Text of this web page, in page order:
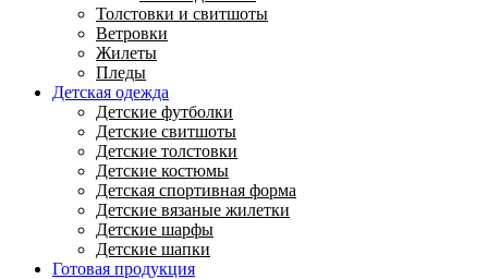
Толстовки и свитшоты
Ветровки
Жилеты
Пледы
Детская одежда
Детские футболки
Детские свитшоты
Детские толстовки
Детские костюмы
Детская спортивная форма
Детские вязаные жилетки
Детские шарфы
Детские шапки
Готовая продукция